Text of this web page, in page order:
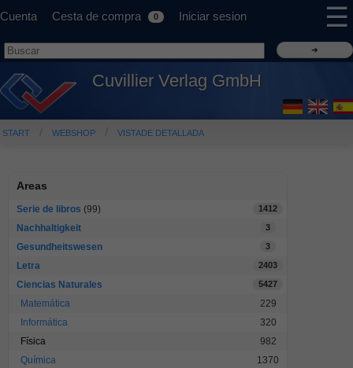
Cuenta Cesta de compra 0 Iniciar sesion ☰
Cuvillier Verlag GmbH
START WEBSHOP VISTADE DETALLADA
Areas
Serie de libros (99) 1412
Nachhaltigkeit 3
Gesundheitswesen 3
Letra 2403
Ciencias Naturales 5427
Matemática
229
Informática
320
Física
982
Química
1370